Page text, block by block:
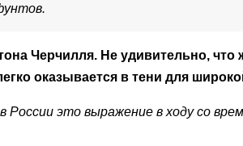
Черчилля. Не удивительно, что
оказывается в тени для
России это выражение в ходу со